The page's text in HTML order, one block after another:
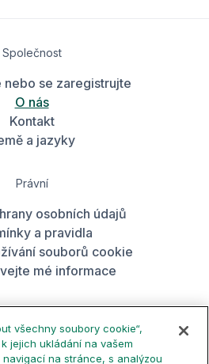
Společnost
nebo se zaregistrujte
O nás
Kontakt
a jazyky
Právní
osobních údajů
a pravidla
souborů cookie
mé informace
všechny soubory cookie“,
jejich ukládání na vašem
na stránce, s analýzou